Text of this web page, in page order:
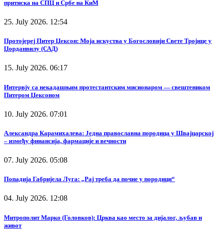
притиска на СПЦ и Србе на КиМ
25. July 2026. 12:54
Протојереј Питер Џексон: Моја искуства у Богословији Свете Тројице у
Џорданвилу (САД)
15. July 2026. 06:17
Интервју са некадашњим протестантским мисионаром — свештеником
Питером Џексоном
10. July 2026. 07:01
Александра Карамихалева: Једна православна породица у Швајцарској
– између финансија, фармације и вечности
07. July 2026. 05:08
Попадија Габријела Луга: „Рај треба да почне у породици“
04. July 2026. 12:08
Митрополит Марко (Головков): Црква као место за дијалог, љубав и
живот